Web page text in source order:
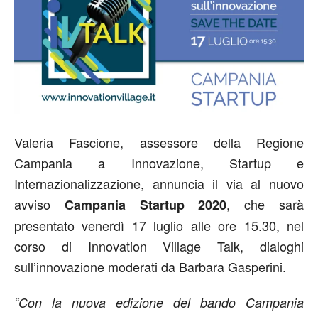
Valeria Fascione, assessore della Regione
Campania a Innovazione, Startup e
Internazionalizzazione, annuncia il via al nuovo
avviso Campania Startup 2020, che sarà
presentato venerdì 17 luglio alle ore 15.30, nel
corso di Innovation Village Talk, dialoghi
sull’innovazione moderati da Barbara Gasperini.
“Con la nuova edizione del bando Campania